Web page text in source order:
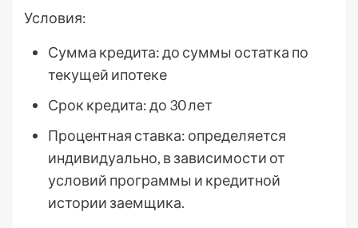
Условия:
Сумма кредита: до суммы остатка по
текущей ипотеке
Срок кредита: до 30 лет
Процентная ставка: определяется
индивидуально, в зависимости от
условий программы и кредитной
истории заемщика.